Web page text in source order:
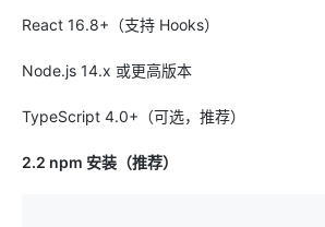
React 16.8+（支持 Hooks）
Node.js 14.x 或更高版本
TypeScript 4.0+（可选，推荐）
2.2 npm 安装（推荐）